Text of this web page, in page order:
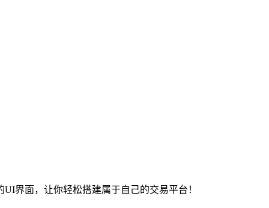
界面，让你轻松搭建属于自己的交易平台！